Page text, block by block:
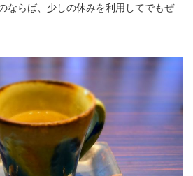
ならば、少しの休みを利用してでもぜ